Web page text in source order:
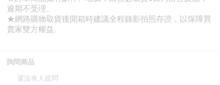
詢問商品
還沒有人提問